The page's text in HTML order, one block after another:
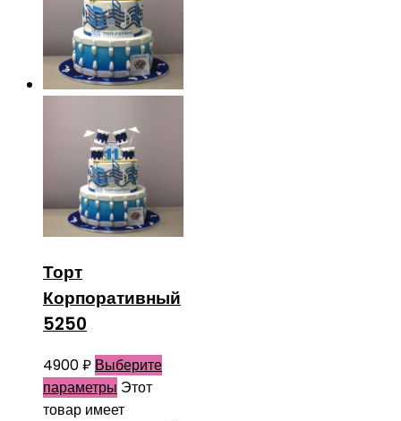
Торт
Корпоративный
5250
4900₽ Выберите
параметры Этот
товар имеет